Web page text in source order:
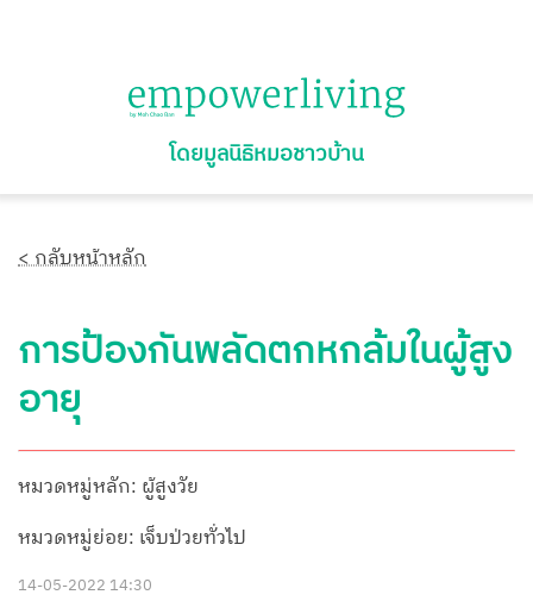
โดยมูลนิธิหมอชาวบ้าน
< กลับหน้าหลัก
การป้องกันพลัดตกหกล้มในผู้สูง
อายุ
หมวดหมู่หลัก: ผู้สูงวัย
หมวดหมู่ย่อย: เจ็บป่วยทั่วไป
14-05-2022 14:30